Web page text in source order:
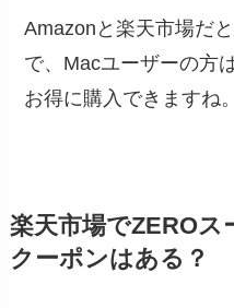
Amazonと楽天市場だ
で、Macユーザーの方
お得に購入できますね。
楽天市場でZERO
クーポンはある？